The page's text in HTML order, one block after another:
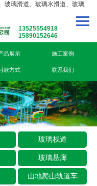
玻璃滑道、玻璃水滑道、玻璃
13525554918
15890152646
品展示 施工案例
款方式 联系我们
玻璃栈道
玻璃悬廊
山地爬山轨道车